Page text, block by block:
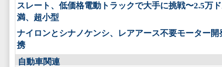
スレート、低価格電動トラックで大手に挑戦〜2.5万
満、超小型
ナイロンとシナノケンシ、レアアース不要モーター開
携
自動車関連